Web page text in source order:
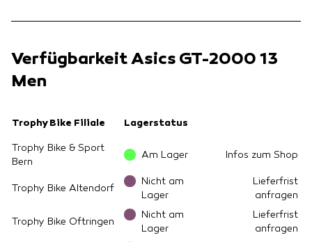
Verfügbarkeit Asics GT-2000 13
Men
Trophy Bike Filiale Lagerstatus
Trophy Bike & Sport
Bern
Am Lager Infos zum Shop
Trophy Bike Altendorf
Nicht am
Lager
Lieferfrist
anfragen
Trophy Bike Oftringen
Nicht am
Lager
Lieferfrist
anfragen